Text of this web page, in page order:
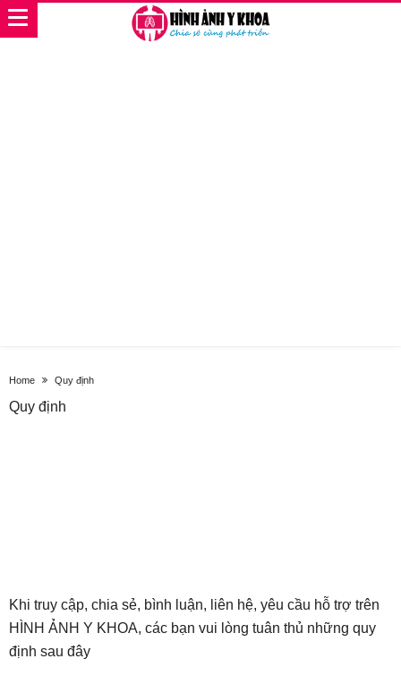
Home Quy định
Quy định
Khi truy cập, chia sẻ, bình luận, liên hệ, yêu cầu hỗ trợ trên
HÌNH ẢNH Y KHOA, các bạn vui lòng tuân thủ những quy
định sau đây